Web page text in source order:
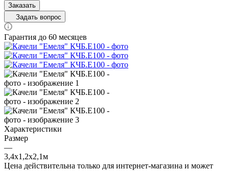
Заказать
Задать вопрос
Гарантия до 60 месяцев
Характеристики
Размер
—
3,4х1,2х2,1м
Цена действительна только для интернет-магазина и может